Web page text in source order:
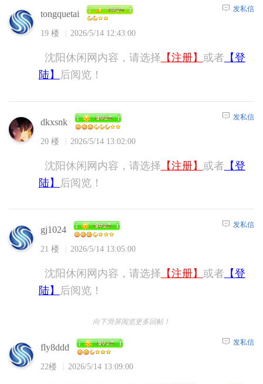
tongquetai
19 楼 2026/5/14 12:43:00
发私信
沈阳休闲网内容，请选择 【注册】 或者 【登
陆】
后阅览！
dkxsnk
20 楼 2026/5/14 13:02:00
发私信
沈阳休闲网内容，请选择 【注册】 或者 【登
陆】
后阅览！
gj1024
21 楼 2026/5/14 13:05:00
发私信
沈阳休闲网内容，请选择 【注册】 或者 【登
陆】
后阅览！
向下滑屏阅览更多回帖！
fly8ddd
22楼 2026/5/14 13:09:00
发私信